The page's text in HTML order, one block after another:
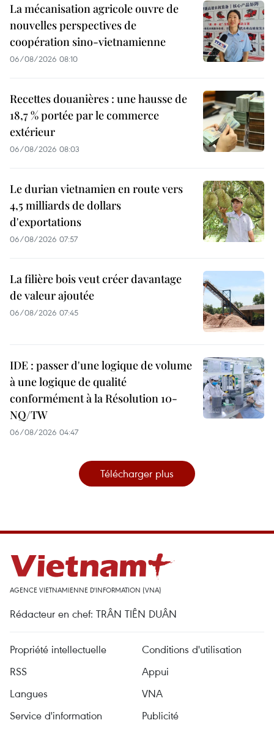
La mécanisation agricole ouvre de
nouvelles perspectives de
coopération sino-vietnamienne
06/08/2026 08:10
Recettes douanières : une hausse de
18,7 % portée par le commerce
extérieur
06/08/2026 08:03
Le durian vietnamien en route vers
4,5 milliards de dollars
d'exportations
06/08/2026 07:57
La filière bois veut créer davantage
de valeur ajoutée
06/08/2026 07:45
IDE : passer d'une logique de volume
à une logique de qualité
conformément à la Résolution 10-
NQ/TW
06/08/2026 04:47
Télécharger plus
AGENCE VIETNAMIENNE D'INFORMATION (VNA)
Rédacteur en chef: TRÂN TIÊN DUÂN
Propriété intellectuelle
Conditions d'utilisation
RSS
Appui
Langues
VNA
Service d'information
Publicité